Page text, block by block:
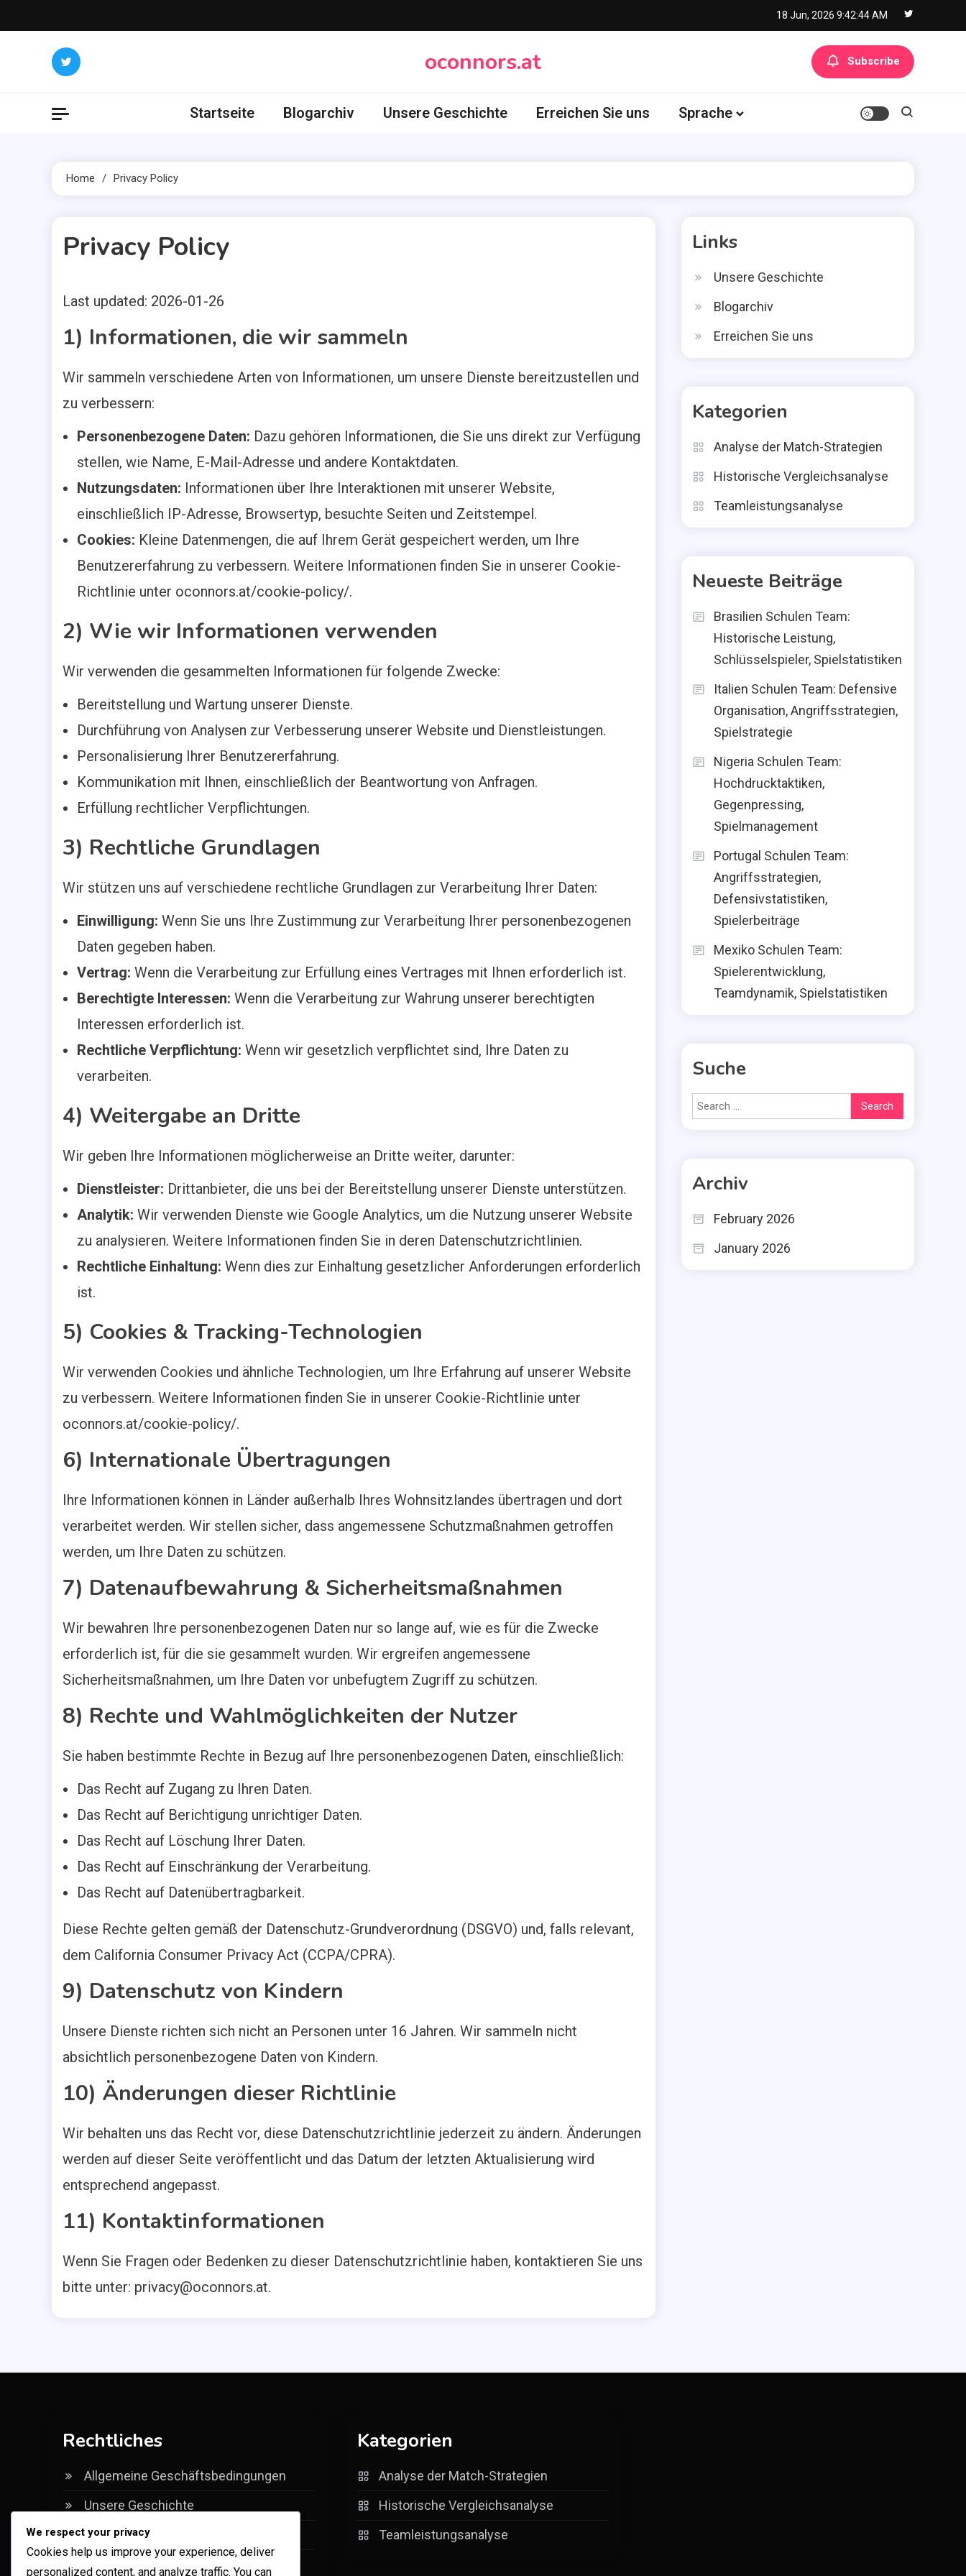
to
18 Jun, 2026 9:42:45 AM
oconnors.at Subscribe
Startseite Blogarchiv Unsere Geschichte Erreichen Sie uns Sprache
Home Privacy Policy
Privacy Policy
3 MINS READ
Last updated: 2026-01-26
1) Informationen, die wir sammeln
Wir sammeln verschiedene Arten von Informationen, um unsere Dienste bereitzustellen und
zu verbessern:
Personenbezogene Daten: Dazu gehören Informationen, die Sie uns direkt zur Verfügung
stellen, wie Name, E-Mail-Adresse und andere Kontaktdaten.
Nutzungsdaten: Informationen über Ihre Interaktionen mit unserer Website,
einschließlich IP-Adresse, Browsertyp, besuchte Seiten und Zeitstempel.
Cookies: Kleine Datenmengen, die auf Ihrem Gerät gespeichert werden, um Ihre
Benutzererfahrung zu verbessern. Weitere Informationen finden Sie in unserer Cookie-
Richtlinie unter oconnors.at/cookie-policy/.
2) Wie wir Informationen verwenden
Wir verwenden die gesammelten Informationen für folgende Zwecke:
Bereitstellung und Wartung unserer Dienste.
Durchführung von Analysen zur Verbesserung unserer Website und Dienstleistungen.
Personalisierung Ihrer Benutzererfahrung.
Kommunikation mit Ihnen, einschließlich der Beantwortung von Anfragen.
Erfüllung rechtlicher Verpflichtungen.
3) Rechtliche Grundlagen
Wir stützen uns auf verschiedene rechtliche Grundlagen zur Verarbeitung Ihrer Daten:
Einwilligung: Wenn Sie uns Ihre Zustimmung zur Verarbeitung Ihrer personenbezogenen
Daten gegeben haben.
Vertrag: Wenn die Verarbeitung zur Erfüllung eines Vertrages mit Ihnen erforderlich ist.
Berechtigte Interessen: Wenn die Verarbeitung zur Wahrung unserer berechtigten
Interessen erforderlich ist.
Rechtliche Verpflichtung: Wenn wir gesetzlich verpflichtet sind, Ihre Daten zu
verarbeiten.
4) Weitergabe an Dritte
Wir geben Ihre Informationen möglicherweise an Dritte weiter, darunter:
Dienstleister: Drittanbieter, die uns bei der Bereitstellung unserer Dienste unterstützen.
Analytik: Wir verwenden Dienste wie Google Analytics, um die Nutzung unserer Website
zu analysieren. Weitere Informationen finden Sie in deren Datenschutzrichtlinien.
Rechtliche Einhaltung: Wenn dies zur Einhaltung gesetzlicher Anforderungen erforderlich
ist.
5) Cookies & Tracking-Technologien
Wir verwenden Cookies und ähnliche Technologien, um Ihre Erfahrung auf unserer Website
zu verbessern. Weitere Informationen finden Sie in unserer Cookie-Richtlinie unter
oconnors.at/cookie-policy/.
6) Internationale Übertragungen
Ihre Informationen können in Länder außerhalb Ihres Wohnsitzlandes übertragen und dort
verarbeitet werden. Wir stellen sicher, dass angemessene Schutzmaßnahmen getroffen
werden, um Ihre Daten zu schützen.
7) Datenaufbewahrung & Sicherheitsmaßnahmen
Wir bewahren Ihre personenbezogenen Daten nur so lange auf, wie es für die Zwecke
erforderlich ist, für die sie gesammelt wurden. Wir ergreifen angemessene
Sicherheitsmaßnahmen, um Ihre Daten vor unbefugtem Zugriff zu schützen.
8) Rechte und Wahlmöglichkeiten der Nutzer
Sie haben bestimmte Rechte in Bezug auf Ihre personenbezogenen Daten, einschließlich:
Das Recht auf Zugang zu Ihren Daten.
Das Recht auf Berichtigung unrichtiger Daten.
Das Recht auf Löschung Ihrer Daten.
Das Recht auf Einschränkung der Verarbeitung.
Das Recht auf Datenübertragbarkeit.
Diese Rechte gelten gemäß der Datenschutz-Grundverordnung (DSGVO) und, falls relevant,
dem California Consumer Privacy Act (CCPA/CPRA).
9) Datenschutz von Kindern
Unsere Dienste richten sich nicht an Personen unter 16 Jahren. Wir sammeln nicht
absichtlich personenbezogene Daten von Kindern.
10) Änderungen dieser Richtlinie
Wir behalten uns das Recht vor, diese Datenschutzrichtlinie jederzeit zu ändern. Änderungen
werden auf dieser Seite veröffentlicht und das Datum der letzten Aktualisierung wird
entsprechend angepasst.
11) Kontaktinformationen
Wenn Sie Fragen oder Bedenken zu dieser Datenschutzrichtlinie haben, kontaktieren Sie uns
bitte unter: privacy@oconnors.at.
Links
Unsere Geschichte
Blogarchiv
Erreichen Sie uns
Kategorien
Analyse der Match-Strategien
Historische Vergleichsanalyse
Teamleistungsanalyse
Neueste Beiträge
Brasilien Schulen Team:
Historische Leistung,
Schlüsselspieler, Spielstatistiken
Italien Schulen Team: Defensive
Organisation, Angriffsstrategien,
Spielstrategie
Nigeria Schulen Team:
Hochdrucktaktiken,
Gegenpressing,
Spielmanagement
Portugal Schulen Team:
Angriffsstrategien,
Defensivstatistiken,
Spielerbeiträge
Mexiko Schulen Team:
Spielerentwicklung,
Teamdynamik, Spielstatistiken
Suche
Search
for:
Archiv
February 2026
January 2026
Rechtliches
Allgemeine Geschäftsbedingungen
Unsere Geschichte
Ihre Privatsphäre
Erreichen Sie uns
Kategorien
Analyse der Match-Strategien
Historische Vergleichsanalyse
Teamleistungsanalyse
We respect your privacy
Cookies help us improve your experience, deliver
personalized content, and analyze traffic. You can